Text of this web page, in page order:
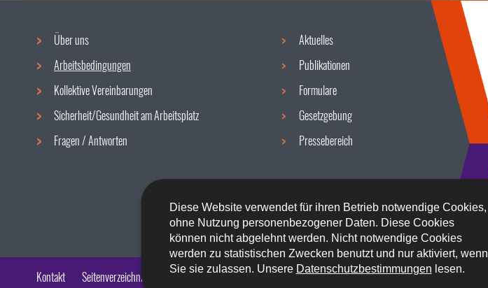
Diese Website verwendet für ihren Betrieb notwendige Cookies,
ohne Nutzung personenbezogener Daten. Diese Cookies
können nicht abgelehnt werden. Nicht notwendige Cookies
werden zu statistischen Zwecken benutzt und nur aktiviert, wenn
Sie sie zulassen. Unsere Datenschutzbestimmungen lesen.
Navigationsmenü
Über uns
Arbeitsbedingungen
Kollektive Vereinbarungen
Sicherheit/Gesundheit am Arbeitsplatz
Fragen / Antworten
Aktuelles
Publikationen
Formulare
Gesetzgebung
Pressebereich
Kontakt Seitenverzeichnis Impressum Barrierefreiheit Rechtliche Aspekte Datenschutz